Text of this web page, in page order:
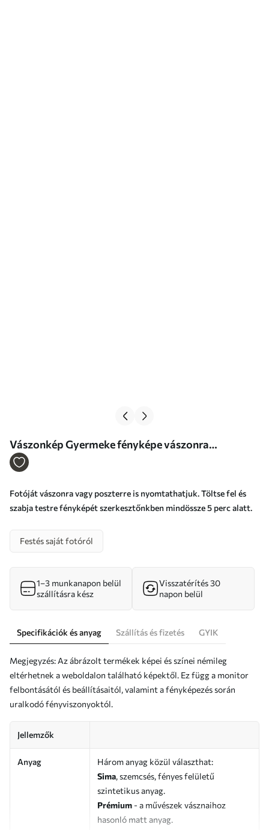
Vászonkép Gyermeke fényképe vászonra
nyomtatva Nr s47212
Fotóját vászonra vagy poszterre is nyomtathatjuk. Töltse fel és
szabja testre fényképét szerkesztőnkben mindössze 5 perc alatt.
Festés saját fotóról
1–3 munkanapon belül
szállításra kész
Visszatérítés 30
napon belül
Specifikációk és anyag Szállítás és fizetés GYIK
Megjegyzés: Az ábrázolt termékek képei és színei némileg
eltérhetnek a weboldalon található képektől. Ez függ a monitor
felbontásától és beállításaitól, valamint a fényképezés során
uralkodó fényviszonyoktól.
Jellemzők
Anyag
Három anyag közül választhat:
Sima, szemcsés, fényes felületű
szintetikus anyag.
Prémium - a művészek vásznaihoz
hasonló matt anyag.